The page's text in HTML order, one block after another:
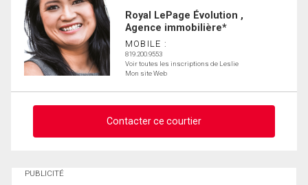
Royal LePage Évolution ,
Agence immobilière*
MOBILE :
819.200.9553
Voir toutes les inscriptions de Leslie
Mon site Web
Contacter ce courtier
Demander des infos sur cette inscription
PUBLICITÉ